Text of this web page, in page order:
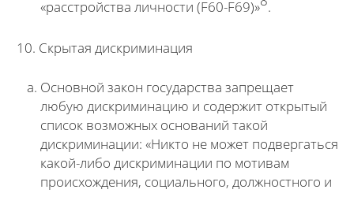
«расстройства личности (F60-F69)» .
10. Скрытая дискриминация
Основной закон государства запрещает
любую дискриминацию и содержит открытый
список возможных оснований такой
дискриминации: «Никто не может подвергаться
какой-либо дискриминации по мотивам
происхождения, социального, должностного и